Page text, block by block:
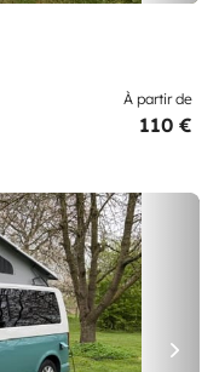
À partir de
110 €